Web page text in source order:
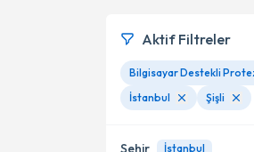
Aktif Filtreler
Bilgisayar Destekli
İstanbul
Şişli
Şehir İstanbul